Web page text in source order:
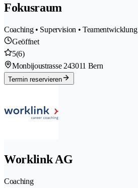
Fokusraum
Coaching • Supervision • Teamentwicklung
Geöffnet
5(6)
Monbijoustrasse 243011 Bern
Termin reservieren
Worklink AG
Coaching